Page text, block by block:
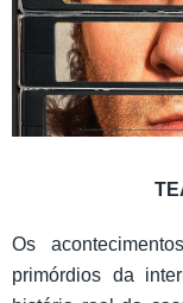
Os
primórdios da